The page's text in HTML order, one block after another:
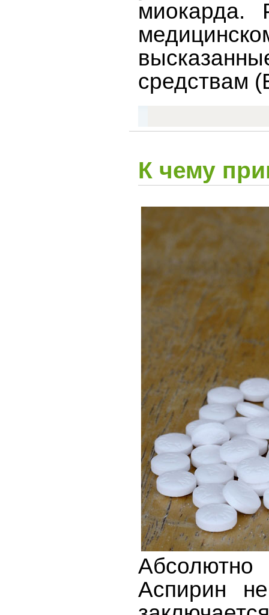
миокарда.
средствам
К чему
Абсолютно
Аспирин